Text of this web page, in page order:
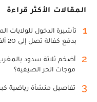
المقالات الأكثر قراءة
1
بدفع كفالة تصل إلى 20 ألف دولار
2
أضخم ثلاثة سدود
موجات الحر الصيفية؟
3 تفاصيل منشأة رياضية